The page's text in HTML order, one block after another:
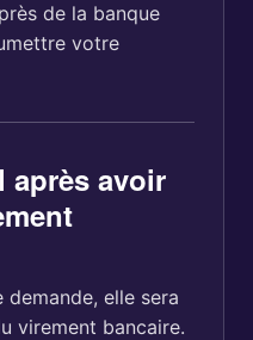
de la banque
votre
après avoir
elle sera
virement bancaire.